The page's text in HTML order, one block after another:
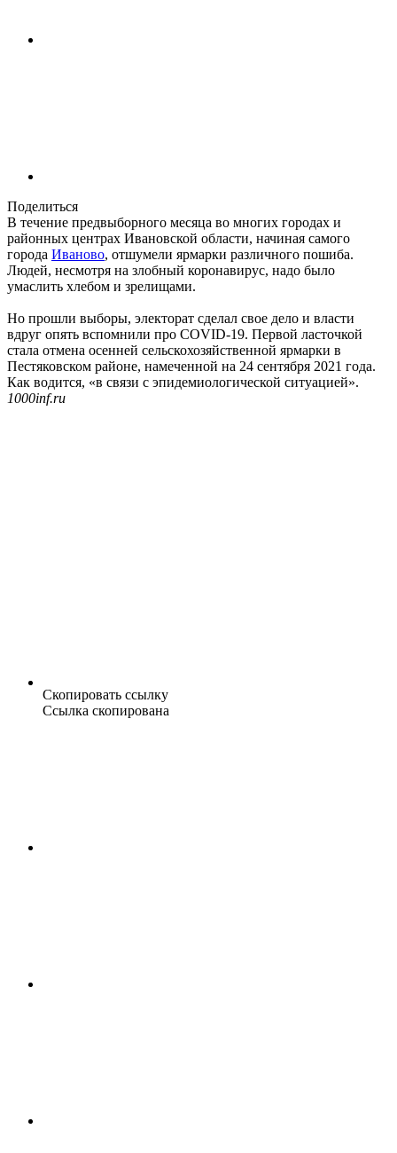
Поделиться
В течение предвыборного месяца во многих городах и
районных центрах Ивановской области, начиная самого
города Иваново, отшумели ярмарки различного пошиба.
Людей, несмотря на злобный коронавирус, надо было
умаслить хлебом и зрелищами.
Но прошли выборы, электорат сделал свое дело и власти
вдруг опять вспомнили про COVID-19. Первой ласточкой
стала отмена осенней сельскохозяйственной ярмарки в
Пестяковском районе, намеченной на 24 сентября 2021 года.
Как водится, «в связи с эпидемиологической ситуацией».
1000inf.ru
Скопировать ссылку
Ссылка скопирована